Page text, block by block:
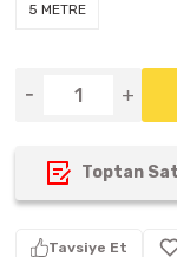
5 METRE
Toptan
Tavsiye Et